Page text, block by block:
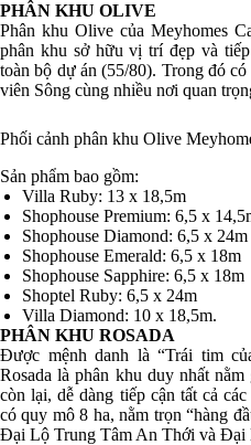
PHÂN KHU OLIVE
Phân khu Olive của Meyhomes
phân khu sở hữu vị trí đẹp và
toàn bộ dự án (55/80). Trong đó
viên Sông cùng nhiều nơi quan
Phối cảnh phân khu Olive
Sản phẩm bao gồm:
Villa Ruby: 13 x 18,5m
Shophouse Premium: 6,5 x
Shophouse Diamond: 6,5 x 24m
Shophouse Emerald: 6,5 x 18m
Shophouse Sapphire: 6,5 x 18m
Shoptel Ruby: 6,5 x 24m
Villa Diamond: 10 x 18,5m.
PHÂN KHU ROSADA
Được mệnh danh là “Trái tim
Rosada là phân khu duy nhất
còn lại, dễ dàng tiếp cận tất cả
có quy mô 8 ha, nằm trọn “hàng
Đại Lộ Trung Tâm An Thới và Đại